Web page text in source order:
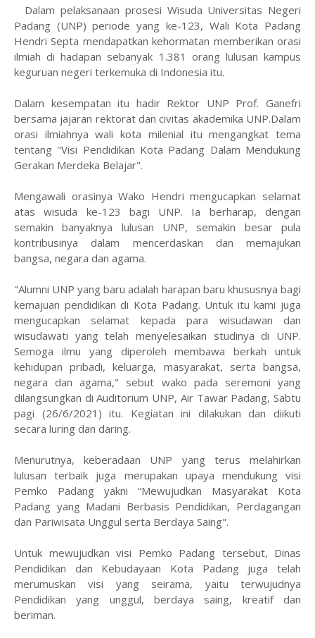
Dalam pelaksanaan prosesi Wisuda Universitas Negeri
Padang (UNP) periode yang ke-123, Wali Kota Padang
Hendri Septa mendapatkan kehormatan memberikan orasi
ilmiah di hadapan sebanyak 1.381 orang lulusan kampus
keguruan negeri terkemuka di Indonesia itu.
Dalam kesempatan itu hadir Rektor UNP Prof. Ganefri
bersama jajaran rektorat dan civitas akademika UNP.Dalam
orasi ilmiahnya wali kota milenial itu mengangkat tema
tentang "Visi Pendidikan Kota Padang Dalam Mendukung
Gerakan Merdeka Belajar".
Mengawali orasinya Wako Hendri mengucapkan selamat
atas wisuda ke-123 bagi UNP. Ia berharap, dengan
semakin banyaknya lulusan UNP, semakin besar pula
kontribusinya dalam mencerdaskan dan memajukan
bangsa, negara dan agama.
"Alumni UNP yang baru adalah harapan baru khususnya bagi
kemajuan pendidikan di Kota Padang. Untuk itu kami juga
mengucapkan selamat kepada para wisudawan dan
wisudawati yang telah menyelesaikan studinya di UNP.
Semoga ilmu yang diperoleh membawa berkah untuk
kehidupan pribadi, keluarga, masyarakat, serta bangsa,
negara dan agama," sebut wako pada seremoni yang
dilangsungkan di Auditorium UNP, Air Tawar Padang, Sabtu
pagi (26/6/2021) itu. Kegiatan ini dilakukan dan diikuti
secara luring dan daring.
Menurutnya, keberadaan UNP yang terus melahirkan
lulusan terbaik juga merupakan upaya mendukung visi
Pemko Padang yakni “Mewujudkan Masyarakat Kota
Padang yang Madani Berbasis Pendidikan, Perdagangan
dan Pariwisata Unggul serta Berdaya Saing".
Untuk mewujudkan visi Pemko Padang tersebut, Dinas
Pendidikan dan Kebudayaan Kota Padang juga telah
merumuskan visi yang seirama, yaitu terwujudnya
Pendidikan yang unggul, berdaya saing, kreatif dan
beriman.